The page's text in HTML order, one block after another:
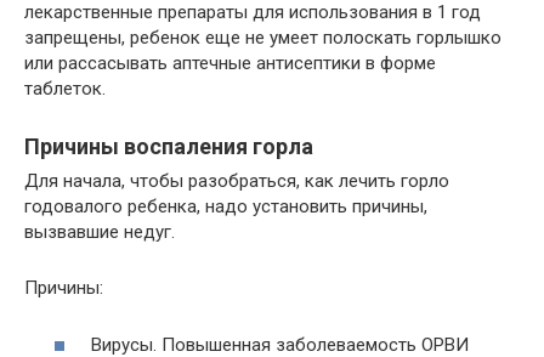
лекарственные препараты для использования в 1 год
запрещены, ребенок еще не умеет полоскать горлышко
или рассасывать аптечные антисептики в форме
таблеток.
Причины воспаления горла
Для начала, чтобы разобраться, как лечить горло
годовалого ребенка, надо установить причины,
вызвавшие недуг.
Причины:
Вирусы. Повышенная заболеваемость ОРВИ